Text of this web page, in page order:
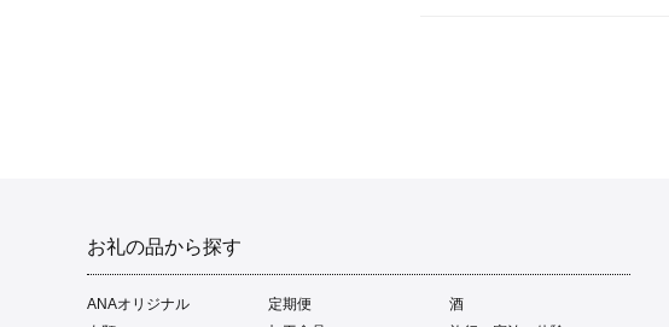
お礼の品から探す
ANAオリジナル 定期便
酒